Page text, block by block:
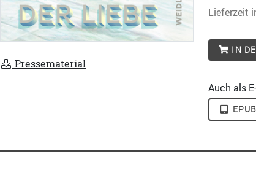
Pressematerial
Lieferzeit
IN
Auch als
EPUB